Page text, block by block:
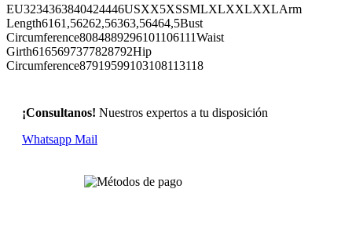
EU3234363840424446USXX5XSSMLXLXXLXXLArm
Length6161,56262,56363,56464,5Bust
Circumference8084889296101106111Waist
Girth6165697377828792Hip
Circumference87919599103108113118
¡Consultanos! Nuestros expertos a tu disposición
Whatsapp Mail